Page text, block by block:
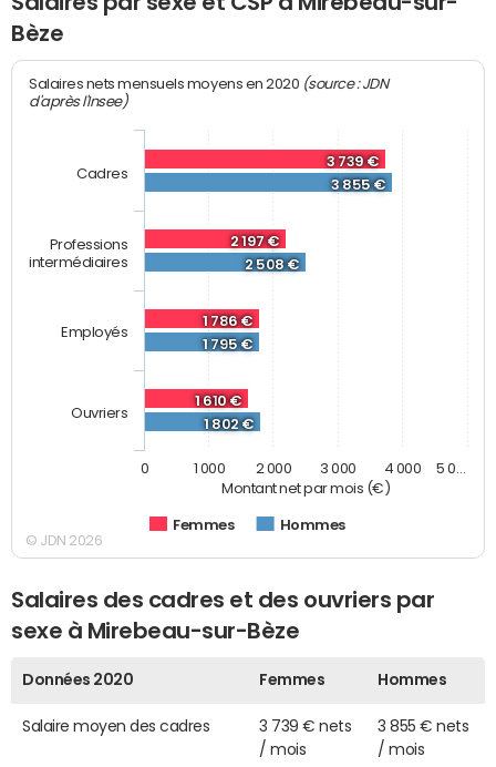
Bèze
Montant net par mois (€)
Salaires nets mensuels moyens en 2020 (source : JDN
d'après l'Insee)
3 739 €
2 197 €
1 786 €
1 610 €
3 855 €
2 508 €
1 795 €
1 802 €
Femmes Hommes
Cadres
Professions
intermédiaires
Employés
Ouvriers
0 1 000 2 000 3 000 4 000 5 0…
© JDN 2026
Salaires des cadres et des ouvriers par
sexe à Mirebeau-sur-Bèze
Données 2020 Femmes Hommes
Salaire moyen des cadres
3 739 € nets
/ mois
3 855 € nets
/ mois